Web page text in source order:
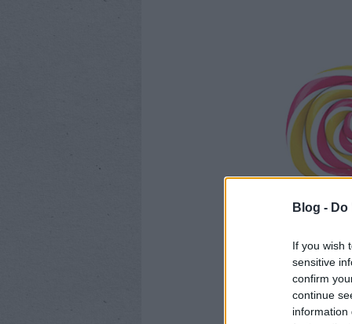
Blog -
If you wish
sensitive
confirm
continue
information